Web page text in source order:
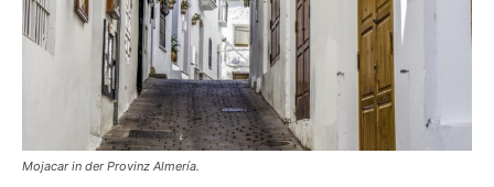
Mojacar in der Provinz Almería.